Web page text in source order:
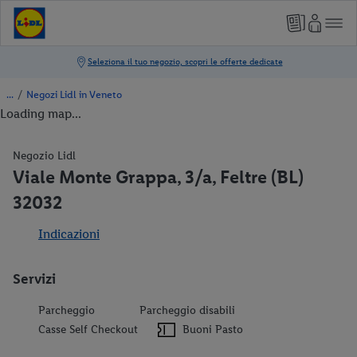
/ Negozi Lidl in Veneto
Loading map...
Negozio Lidl
Viale Monte Grappa, 3/a, Feltre (BL)
32032
Indicazioni
Servizi
Parcheggio
Parcheggio disabili
Casse Self Checkout
Buoni Pasto